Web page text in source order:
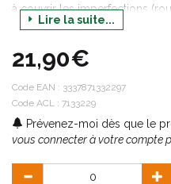
à couvrir les imperfections
reliefs chez les peaux grasses
masque.
Lire la suite...
21,90€
Code EAN : 3337871332297
Code ACL : 7133229
Prévenez-moi dès que le
vous connecter à votre compte